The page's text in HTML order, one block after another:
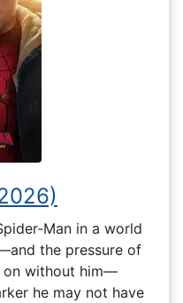
Man in a world
the pressure of
on without him—
he may not have